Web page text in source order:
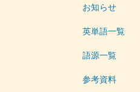
お知らせ
英単語一覧
語源一覧
参考資料